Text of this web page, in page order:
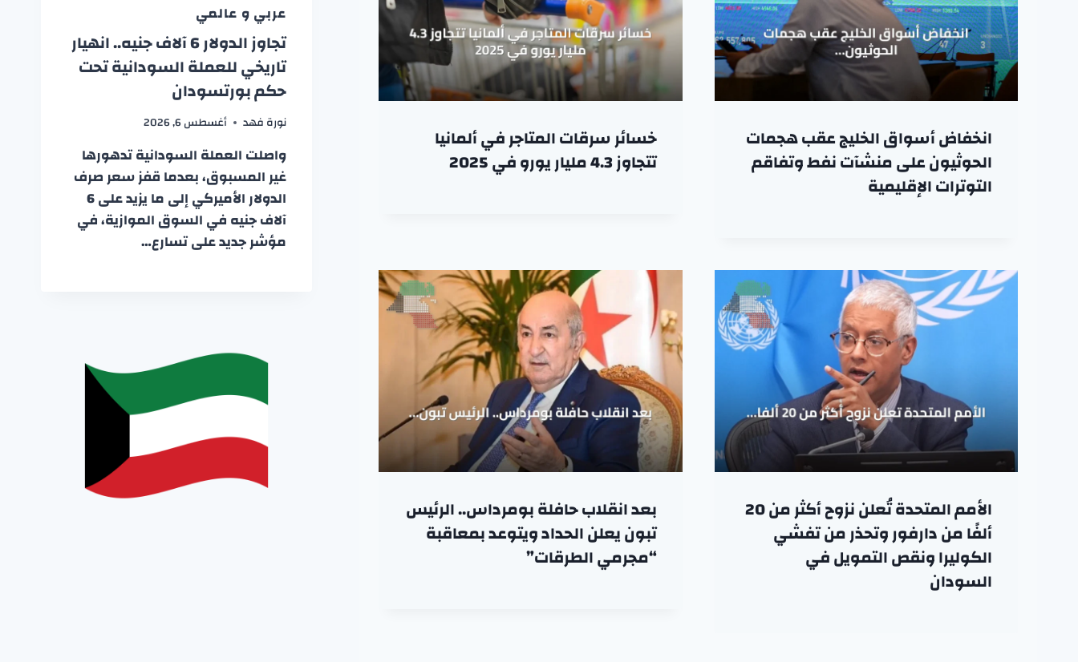
انخفاض أسواق الخليج عقب هجمات
الحوثيون على منشآت نفط وتفاقم
التوترات الإقليمية
خسائر سرقات المتاجر في ألمانيا
تتجاوز 4.3 مليار يورو في 2025
الأمم المتحدة تُعلن نزوح أكثر من 20
ألفًا من دارفور وتحذر من تفشي
الكوليرا ونقص التمويل في
السودان
بعد انقلاب حافلة بومرداس.. الرئيس
تبون يعلن الحداد ويتوعد بمعاقبة
“مجرمي الطرقات”
عربي و عالمي
تجاوز الدولار 6 آلاف جنيه.. انهيار
تاريخي للعملة السودانية تحت
حكم بورتسودان
نورة فهد أغسطس 6, 2026
واصلت العملة السودانية تدهورها
غير المسبوق، بعدما قفز سعر صرف
الدولار الأميركي إلى ما يزيد على 6
آلاف جنيه في السوق الموازية، في
مؤشر جديد على تسارع…